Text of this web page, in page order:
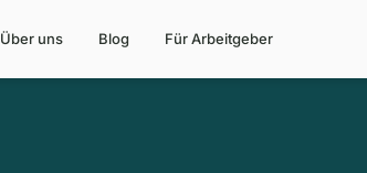
Über uns Blog Für Arbeitgeber